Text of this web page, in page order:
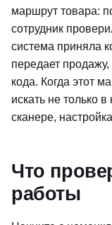
маршрут товара:
сотрудник
система приняла
передает
кода. Когда этот
искать не только
сканере,
Что
работы